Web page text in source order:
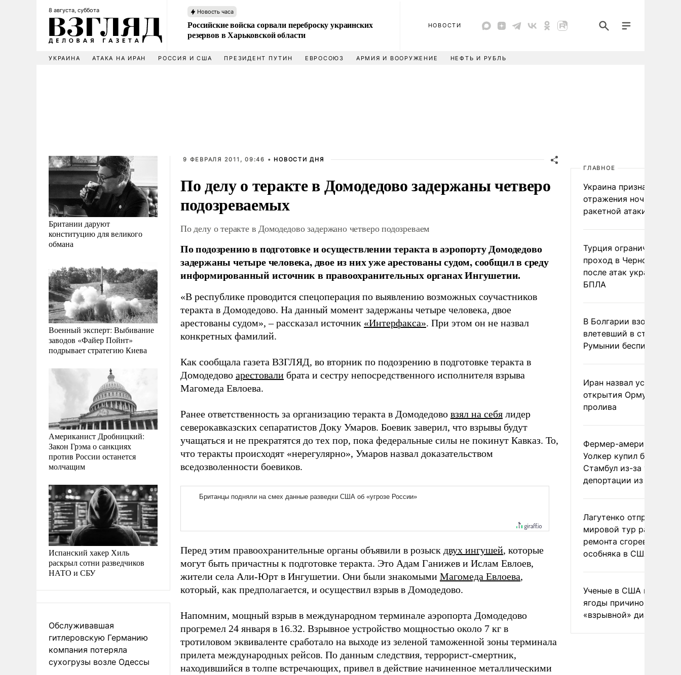
8 августа, суббота Новость часа
Российские войска сорвали переброску украинских
резервов в Харьковской области
НОВОСТИ
УКРАИНА АТАКА НА ИРАН РОССИЯ И США ПРЕЗИДЕНТ ПУТИН ЕВРОСОЮЗ АРМИЯ И ВООРУЖЕНИЕ НЕФТЬ И РУБЛЬ
Британии даруют
конституцию для великого
обмана
Военный эксперт: Выбивание
заводов «Файер Пойнт»
подрывает стратегию Киева
Американист Дробницкий:
Закон Грэма о санкциях
против России останется
молчащим
Испанский хакер Хиль
раскрыл сотни разведчиков
НАТО и СБУ
Обслуживавшая
гитлеровскую Германию
компания потеряла
сухогрузы возле Одессы
9 ФЕВРАЛЯ 2011, 09:46 • НОВОСТИ ДНЯ
По делу о теракте в Домодедово задержаны четверо
подозреваемых
По делу о теракте в Домодедово задержано четверо подозреваем
По подозрению в подготовке и осуществлении теракта в аэропорту Домодедово
задержаны четыре человека, двое из них уже арестованы судом, сообщил в среду
информированный источник в правоохранительных органах Ингушетии.
«В республике проводится спецоперация по выявлению возможных соучастников
теракта в Домодедово. На данный момент задержаны четыре человека, двое
арестованы судом»,–рассказал источник «Интерфакса». При этом он не назвал
конкретных фамилий.
Как сообщала газета ВЗГЛЯД, во вторник по подозрению в подготовке теракта в
Домодедово арестовали брата и сестру непосредственного исполнителя взрыва
Магомеда Евлоева.
Ранее ответственность за организацию теракта в Домодедово взял на себя лидер
северокавказских сепаратистов Доку Умаров. Боевик заверил, что взрывы будут
учащаться и не прекратятся до тех пор, пока федеральные силы не покинут Кавказ. То,
что теракты происходят «нерегулярно», Умаров назвал доказательством
вседозволенности боевиков.
Перед этим правоохранительные органы объявили в розыск двух ингушей, которые
могут быть причастны к подготовке теракта. Это Адам Ганижев и Ислам Евлоев,
жители села Али-Юрт в Ингушетии. Они были знакомыми Магомеда Евлоева,
который, как предполагается, и осуществил взрыв в Домодедово.
Напомним, мощный взрыв в международном терминале аэропорта Домодедово
прогремел 24 января в 16.32. Взрывное устройство мощностью около 7 кг в
тротиловом эквиваленте сработало на выходе из зеленой таможенной зоны терминала
прилета международных рейсов. По данным следствия, террорист-смертник,
находившийся в толпе встречающих, привел в действие начиненное металлическими
ГЛАВНОЕ
Украина признала
отражения ночной
ракетной атаки
Турция ограничила
проход в Черное море
после атак украинских
БПЛА
В Болгарии взорвался
влетевший в страну из
Румынии беспилотник
Иран назвал условие
открытия Ормузского
пролива
Фермер-американец
Уолкер купил билет в
Стамбул из-за угрозы
депортации из России
Лагутенко отправился в
мировой тур ради
ремонта сгоревшего
особняка в США
Ученые в США назвали
ягоды причиной
«взрывной» диареи